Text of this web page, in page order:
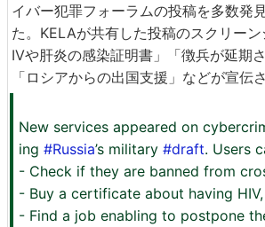
イバー犯罪フォーラムの投稿を多数発
た。KELAが共有した投稿のスクリー
IVや肝炎の感染証明書」「徴兵が延期
「ロシアからの出国支援」などが宣伝
New services appeared on
ing #Russia’s military #draft. Users
- Check if they are banned from
- Buy a certificate about having
- Find a job enabling to postpone